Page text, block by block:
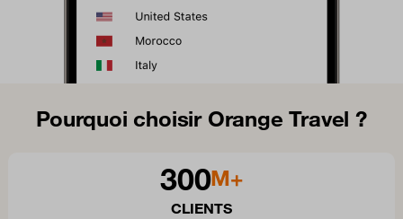
Pourquoi choisir Orange Travel ?
300M+
CLIENTS